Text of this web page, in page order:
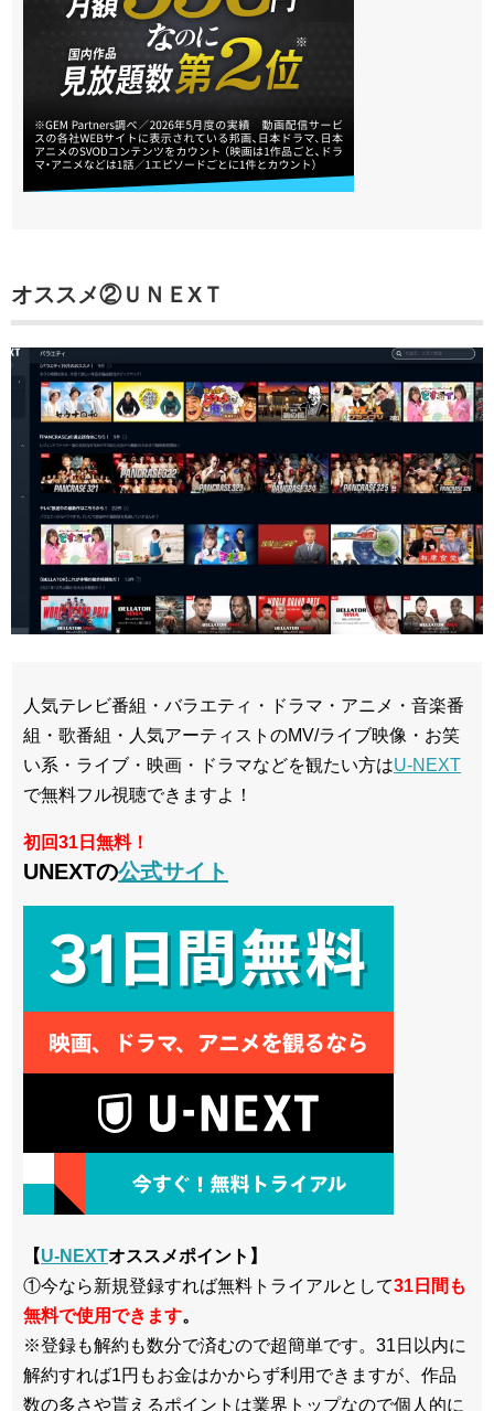
オススメ②ＵＮＥXＴ
人気テレビ番組・バラエティ・ドラマ・アニメ・音楽番
組・歌番組・人気アーティストのMV/ライブ映像・お笑
い系・ライブ・映画・ドラマなどを観たい方はU-NEXT
で無料フル視聴できますよ！
初回31日無料！
UNEXTの公式サイト
【U-NEXTオススメポイント】
①今なら新規登録すれば無料トライアルとして31日間も
無料で使用できます。
※登録も解約も数分で済むので超簡単です。31日以内に
解約すれば1円もお金はかからず利用できますが、作品
数の多さや貰えるポイントは業界トップなので個人的に